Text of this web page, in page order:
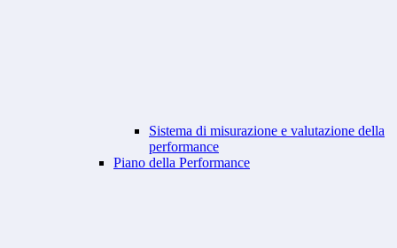
Sistema di misurazione e valutazione della
performance
Piano della Performance